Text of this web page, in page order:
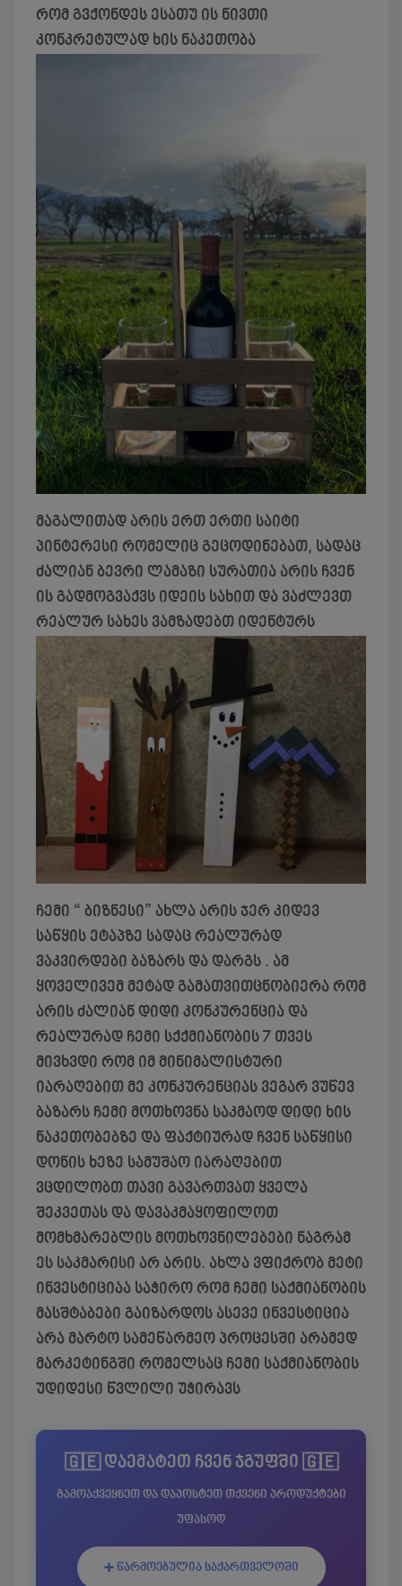
რომ გვქონდეს ესათუ ის ნივთი
კონკრეტულად ხის ნაკეთობა
მაგალითად არის ერთ ერთი საიტი
პინტერესი რომელიც გეცოდინებათ, სადაც
ძალიან ბევრი ლამაზი სურათია არის ჩვენ
ის გადმოგვაქვს იდეის სახით და ვაძლევთ
რეალურ სახეს ვამზადებთ იდენტურს
ჩემი “ ბიზნესი” ახლა არის ჯერ კიდევ
საწყის ეტაპზე სადაც რეალურად
ვაკვირდები ბაზარს და დარგს . ამ
ყოველივემ მეტად გამათვითცნობიერა რომ
არის ძალიან დიდი კონკურენცია და
რეალურად ჩემი სქქმიანობის 7 თვეს
მივხვდი რომ იმ მინიმალისტური
იარაღებით მე კონკურენციას ვეგარ ვუწევ
ბაზარს ჩემი მოთხოვნა საკმაოდ დიდი ხის
ნაკეთობებზე და ფაქტიურად ჩვენ საწყისი
დონის ხეზე სამუშაო იარაღებით
ვცდილობთ თავი გავართვათ ყველა
შეკვეთას და დავაკმაყოფილოთ
მომხმარებლის მოთხოვნილებები ნაგრამ
ეს საკმარისი არ არის. ახლა ვფიქრობ მეტი
ინვესტიციაა საჭირო რომ ჩემი საქმიანობის
მასშტაბები გაიზარდოს ასევე ინვესტიცია
არა მარტო სამეწარმეო პროცესში არამედ
მარკეტინგში რომელსაც ჩემი საქმიანობის
უდიდესი წვლილი უჭირავს
🇬🇪 დაემატეთ ჩვენ ჯგუფში 🇬🇪
გამოაქვეყნეთ და დაპოსტეთ თქვენი პროდუქტები
უფასოდ
➕ წარმოებულია საქართველოში